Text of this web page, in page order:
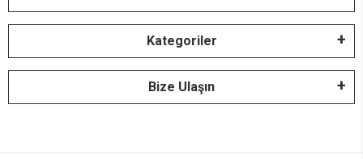
Kategoriler
Bize Ulaşın